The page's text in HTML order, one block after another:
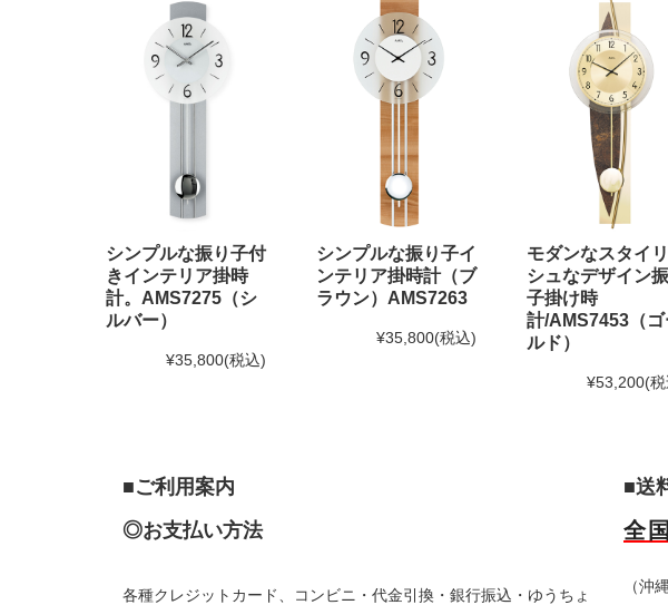
シンプルな振り子付
きインテリア掛時
計。AMS7275（シ
ルバー）
¥35,800(税込)
シンプルな振り子イ
ンテリア掛時計（ブ
ラウン）AMS7263
¥35,800(税込)
モダンなスタイ
シュなデザイン
子掛け時
計/AMS7453（ゴ
ルド）
¥53,200(
■ご利用案内
◎お支払い方法
各種クレジットカード、コンビニ・代金引換・銀行振込・ゆうちょ
■送
全
（沖